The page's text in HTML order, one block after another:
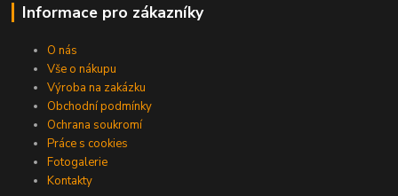
Informace pro zákazníky
O nás
Vše o nákupu
Výroba na zakázku
Obchodní podmínky
Ochrana soukromí
Práce s cookies
Fotogalerie
Kontakty